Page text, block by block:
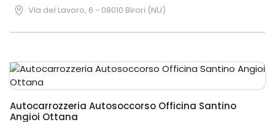
Via del Lavoro, 6 - 08010 Birori (NU)
Autocarrozzeria Autosoccorso Officina Santino
Angioi Ottana